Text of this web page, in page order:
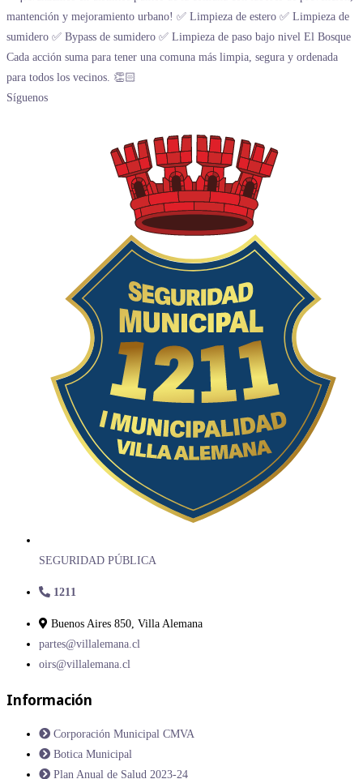
Síguenos
SEGURIDAD PÚBLICA
1211
Buenos Aires 850, Villa Alemana
partes@villalemana.cl
oirs@villalemana.cl
Información
Corporación Municipal CMVA
Botica Municipal
Plan Anual de Salud 2023-24